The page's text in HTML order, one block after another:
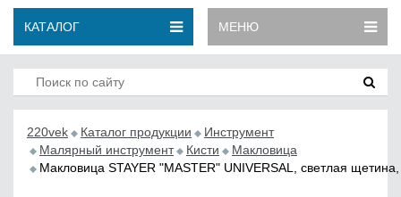
КАТАЛОГ МЕНЮ
220vek Каталог продукции
Инструмент
Малярный инструмент
Кисти
Макловица
Макловица STAYER "MASTER" UNIVERSAL, светлая